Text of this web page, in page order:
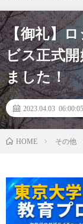
【御礼】
ビス正式
ました！
2023.04.03 06:00:05
HOME その他